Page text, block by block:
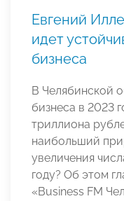
Евгений
идет
бизнеса
В Челябинской
бизнеса в 2023
триллиона
наибольший
увеличения
году? Об этом
«Business FM